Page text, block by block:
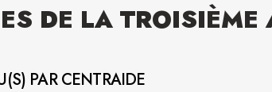
DE LA TROISIÈME
PAR CENTRAIDE